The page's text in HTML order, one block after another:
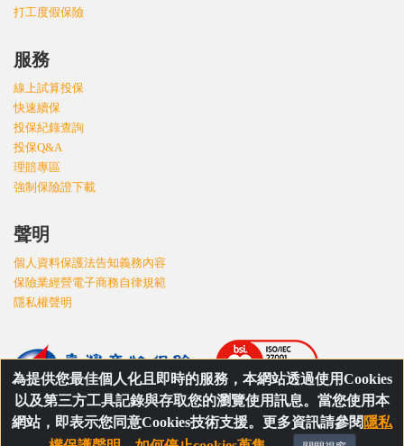
為提供您最佳個人化且即時的服務，本網站透過使用Cookies
以及第三方工具記錄與存取您的瀏覽使用訊息。當您使用本
網站，即表示您同意Cookies技術支援。更多資訊請參閱 隱私
打工度假保險
服務
線上試算投保
快速續保
投保紀錄查詢
投保Q&A
理賠專區
強制保險證下載
聲明
個人資料保護法告知義務內容
保險業經營電子商務自律規範
隱私權聲明